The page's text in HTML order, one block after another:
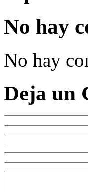
No hay
No hay
Deja un